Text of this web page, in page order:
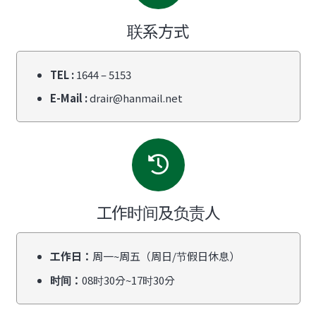
联系方式
TEL :1644 – 5153
E-Mail :drair@hanmail.net
工作时间及负责人
工作日： 周一~周五（周日/节假日休息）
时间： 08时30分~17时30分